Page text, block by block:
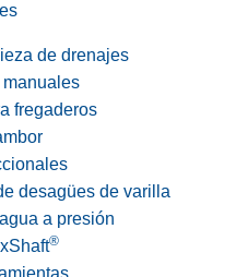
de drenajes
manuales
fregaderos
desagües de varilla
a presión
®